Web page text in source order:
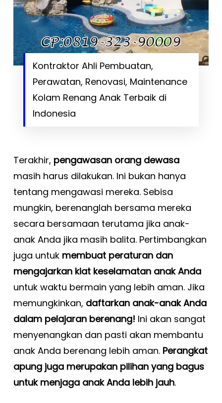
Kontraktor Ahli Pembuatan,
Perawatan, Renovasi, Maintenance
Kolam Renang Anak Terbaik di
Indonesia
Terakhir, pengawasan orang dewasa
masih harus dilakukan. Ini bukan hanya
tentang mengawasi mereka. Sebisa
mungkin, berenanglah bersama mereka
secara bersamaan terutama jika anak-
anak Anda jika masih balita. Pertimbangkan
juga untuk membuat peraturan dan
mengajarkan kiat keselamatan anak Anda
untuk waktu bermain yang lebih aman. Jika
memungkinkan, daftarkan anak-anak Anda
dalam pelajaran berenang! Ini akan sangat
menyenangkan dan pasti akan membantu
anak Anda berenang lebih aman. Perangkat
apung juga merupakan pilihan yang bagus
untuk menjaga anak Anda lebih jauh.